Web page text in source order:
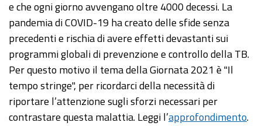
e che ogni giorno avvengano oltre 4000 decessi. La
pandemia di COVID-19 ha creato delle sfide senza
precedenti e rischia di avere effetti devastanti sui
programmi globali di prevenzione e controllo della TB.
Per questo motivo il tema della Giornata 2021 è "Il
tempo stringe", per ricordarci della necessità di
riportare l’attenzione sugli sforzi necessari per
contrastare questa malattia. Leggi l’approfondimento.